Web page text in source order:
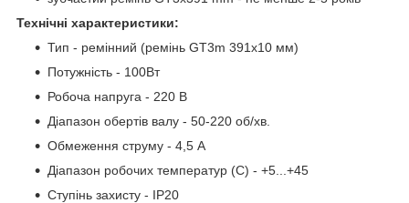
Технічні характеристики:
Тип - ремінний (ремінь GT3m 391х10 мм)
Потужність - 100Вт
Робоча напруга - 220 В
Діапазон обертів валу - 50-220 об/хв.
Обмеження струму - 4,5 А
Діапазон робочих температур (С) - +5...+45
Ступінь захисту - IP20